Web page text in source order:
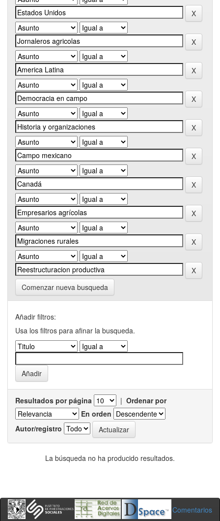
Comenzar nueva busqueda
Añadir filtros:
Usa los filtros para afinar la busqueda.
Resultados por página | Ordenar por
En orden
Autor/registro
La búsqueda no ha producido resultados.
Comentarios